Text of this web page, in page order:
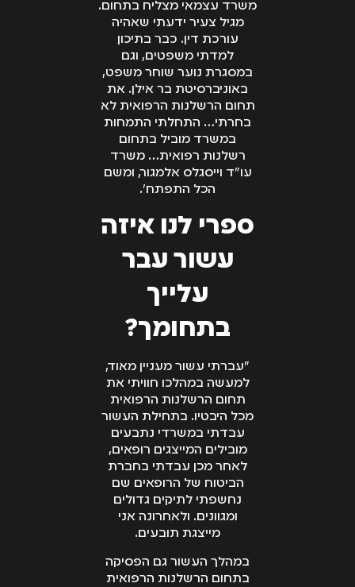
משרד עצמאי מצליח בתחום.
מגיל צעיר ידעתי שאהיה
עורכת דין. כבר בתיכון
למדתי משפטים, וגם
במסגרת נוער שוחר משפט,
באוניברסיטת בר אילן. את
תחום הרשלנות הרפואית לא
בחרתי… התחלתי התמחות
במשרד מוביל בתחום
רשלנות רפואית… משרד
עו"ד וייסגלס אלמגור, ומשם
הכל התפתח״.
ספרי לנו איזה
עשור עבר
עלייך
בתחומך?
"עברתי עשור מעניין מאוד,
למעשה במהלכו חוויתי את
תחום הרשלנות הרפואית
מכל היבטיו. בתחילת העשור
עבדתי במשרדי נתבעים
מובילים המייצגים רופאים,
לאחר מכן עבדתי בחברת
הביטוח של הרופאים שם
נחשפתי לתיקים גדולים
ומגוונים. ולאחרונה אני
מייצגת תובעים.
במהלך העשור גם הפסיקה
בתחום הרשלנות הרפואית